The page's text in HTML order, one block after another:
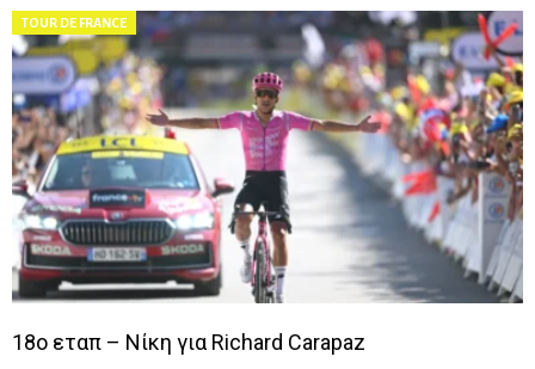
TOUR DE FRANCE
18ο εταπ – Νίκη για Richard Carapaz